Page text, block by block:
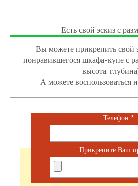
Есть свой эскиз с
Вы можете прикрепить свой
понравившегося шкафа-купе с
высота,
А можете воспользоваться
Телефон *
Прикрепите Ваш